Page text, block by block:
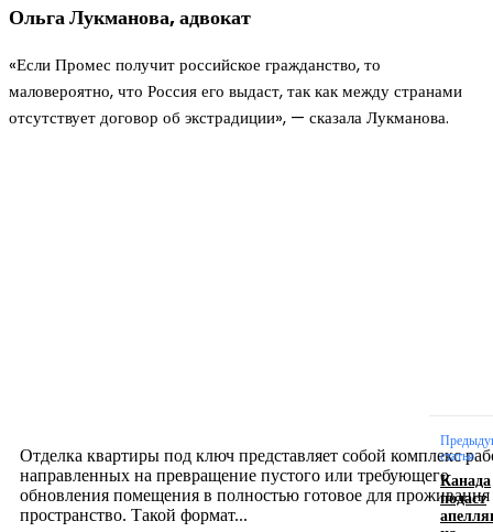
Ольга Лукманова, адвокат
«Если Промес получит российское гражданство, то
маловероятно, что Россия его выдаст, так как между странами
отсутствует договор об экстрадиции», — сказала Лукманова.
Отделка квартиры под ключ представляет собой комплекс
направленных на превращение пустого или требующего
обновления помещения в полностью готовое для проживания
пространство. Такой формат...
статья
Канада
подаст